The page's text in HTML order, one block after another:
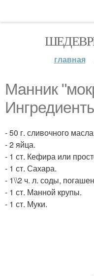
главная
Манник
- 50 г. сливочного
- 2 яйца.
- 1 ст. Кефира или
- 1 ст. Сахара.
- 1\\2 ч. л. соды,
- 1 ст. Манной крупы.
- 1 ст. Муки.